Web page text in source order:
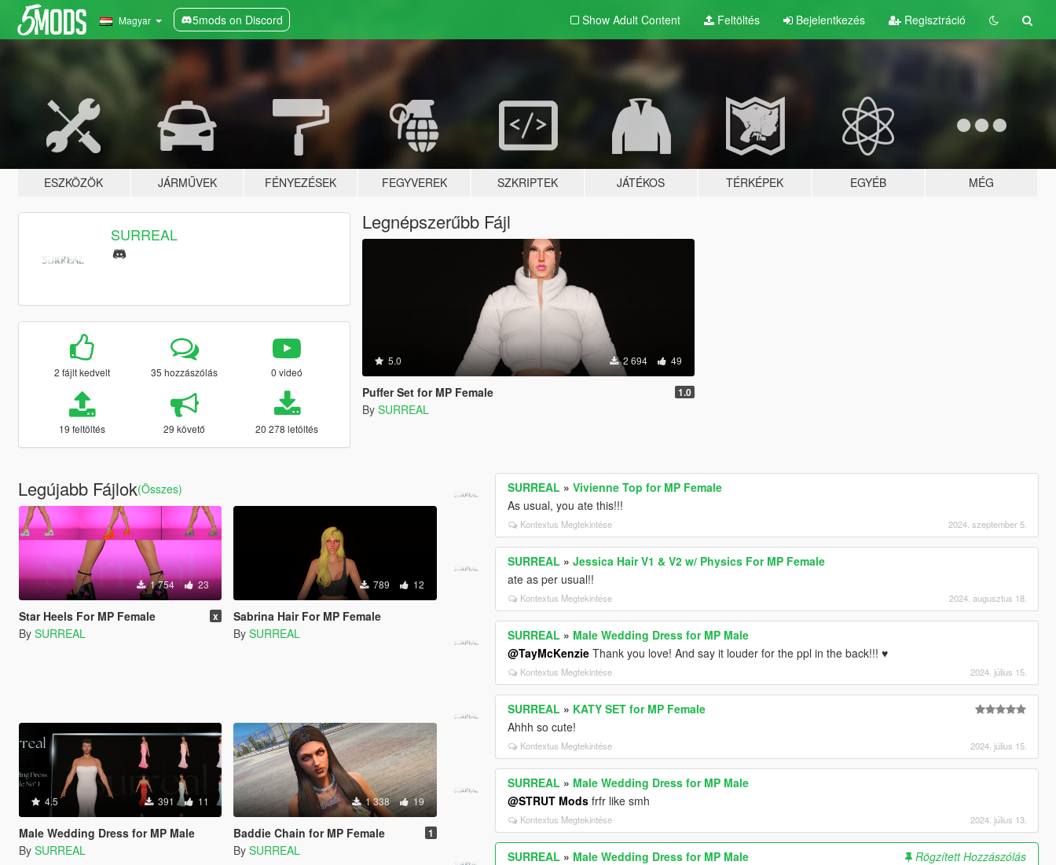
Magyar 5mods on Discord Show Adult Content Feltöltés Bejelentkezés Regisztráció
ESZKÖZÖK JÁRMŰVEK FÉNYEZÉSEK FEGYVEREK SZKRIPTEK JÁTÉKOS TÉRKÉPEK EGYÉB MÉG
SURREAL
2 fájlt kedvelt 35 hozzászólás 0 videó
19 feltöltés 29 követő 20 278 letöltés
Legnépszerűbb Fájl
5.0 2 694 49
Puffer Set for MP Female 1.0
By SURREAL
Legújabb Fájlok(Összes)
1 754 23
Star Heels For MP Female x
By SURREAL
789 12
Sabrina Hair For MP Female
By SURREAL
4.5 391 11
Male Wedding Dress for MP Male
By SURREAL
1 338 19
Baddie Chain for MP Female 1
By SURREAL
SURREAL »Vivienne Top for MP Female
As usual, you ate this!!!
Kontextus Megtekintése 2024. szeptember 5.
SURREAL »Jessica Hair V1 & V2 w/ Physics For MP Female
ate as per usual!!
Kontextus Megtekintése 2024. augusztus 18.
SURREAL » Male Wedding Dress for MP Male
@TayMcKenzie Thank you love! And say it louder for the ppl in the back!!! ♥
Kontextus Megtekintése 2024. július 15.
SURREAL » KATY SET for MP Female
Ahhh so cute!
Kontextus Megtekintése 2024. július 15.
SURREAL » Male Wedding Dress for MP Male
@STRUT Mods frfr like smh
Kontextus Megtekintése 2024. július 13.
SURREAL » Male Wedding Dress for MP Male
Rögzített Hozzászólás